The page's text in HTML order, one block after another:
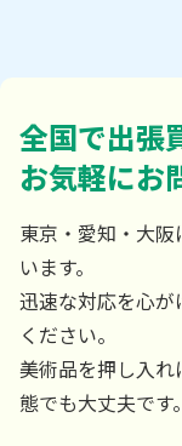
全国で出張
お気軽にお
東京・愛知・大
います。
迅速な対応を心
ください。
美術品を押し入
態でも大丈夫です。